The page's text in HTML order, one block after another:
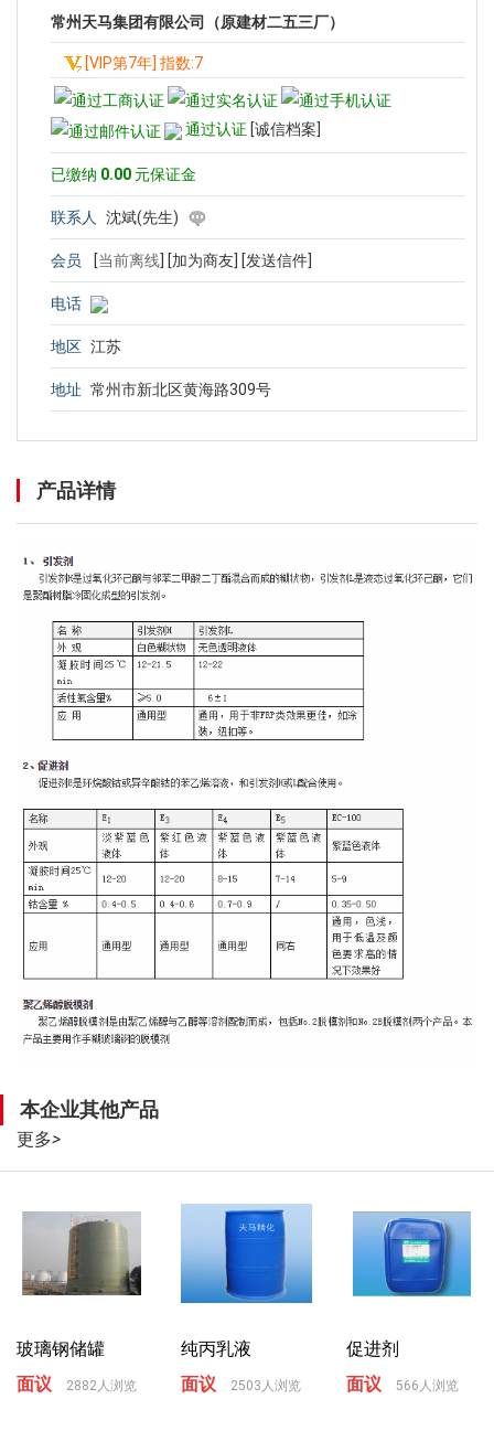
常州天马集团有限公司（原建材二五三厂）
[VIP第7年] 指数:7
通过认证 [诚信档案]
已缴纳 0.00 元保证金
联系人 沈斌(先生)
会员 [当前离线 [加为商友] [发送信件]
电话
地区 江苏
地址 常州市新北区黄海路309号
产品详情
本企业其他产品
更多>
玻璃钢储罐
面议
2882人浏览
纯丙乳液
面议
2503人浏览
促进剂
面议
566人浏览